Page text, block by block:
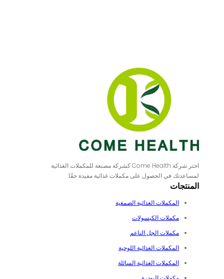
اختر شركة Come Health كشركة مصنعة للمكملات الغذائية
لمساعدتك في الحصول على مكملات غذائية مفيدة حقًا.
المنتجات
المكملات الغذائية الصمغية
مكملات الكبسولات
مكملات الجل الناعم
المكملات الغذائية اللوحية
المكملات الغذائية السائلة